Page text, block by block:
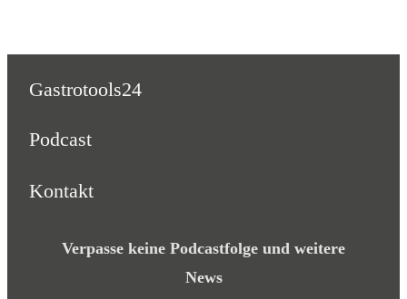
Gastrotools24
Podcast
Kontakt
Verpasse keine Podcastfolge und weitere
News